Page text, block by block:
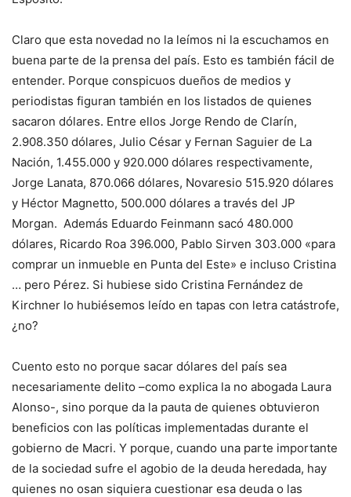
Claro que esta novedad no la leímos ni la escuchamos en
buena parte de la prensa del país. Esto es también fácil de
entender. Porque conspicuos dueños de medios y
periodistas figuran también en los listados de quienes
sacaron dólares. Entre ellos Jorge Rendo de Clarín,
2.908.350 dólares, Julio César y Fernan Saguier de La
Nación, 1.455.000 y 920.000 dólares respectivamente,
Jorge Lanata, 870.066 dólares, Novaresio 515.920 dólares
y Héctor Magnetto, 500.000 dólares a través del JP
Morgan. Además Eduardo Feinmann sacó 480.000
dólares, Ricardo Roa 396.000, Pablo Sirven 303.000 «para
comprar un inmueble en Punta del Este» e incluso Cristina
… pero Pérez. Si hubiese sido Cristina Fernández de
Kirchner lo hubiésemos leído en tapas con letra catástrofe,
¿no?
Cuento esto no porque sacar dólares del país sea
necesariamente delito –como explica la no abogada Laura
Alonso-, sino porque da la pauta de quienes obtuvieron
beneficios con las políticas implementadas durante el
gobierno de Macri. Y porque, cuando una parte importante
de la sociedad sufre el agobio de la deuda heredada, hay
quienes no osan siquiera cuestionar esa deuda o las